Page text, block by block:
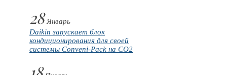
28Январь
Daikin запускает блок
кондиционирования для своей
системы Conveni-Pack на CO2